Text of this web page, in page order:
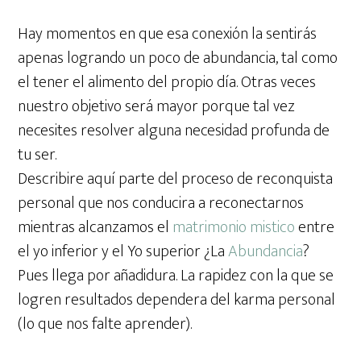
Hay momentos en que esa conexión la sentirás
apenas logrando un poco de abundancia, tal como
el tener el alimento del propio día. Otras veces
nuestro objetivo será mayor porque tal vez
necesites resolver alguna necesidad profunda de
tu ser.
Describire aquí parte del proceso de reconquista
personal que nos conducira a reconectarnos
mientras alcanzamos el matrimonio misticoentre
el yo inferior y el Yo superior ¿LaAbundancia?
Pues llega por añadidura. La rapidez con la que se
logren resultados dependera del karma personal
(lo que nos falte aprender).